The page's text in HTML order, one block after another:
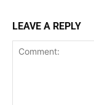
LEAVE A REPLY